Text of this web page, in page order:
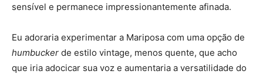
sensível e permanece impressionantemente afinada.
Eu adoraria experimentar a Mariposa com uma opção de
humbucker de estilo vintage, menos quente, que acho
que iria adocicar sua voz e aumentaria a versatilidade do